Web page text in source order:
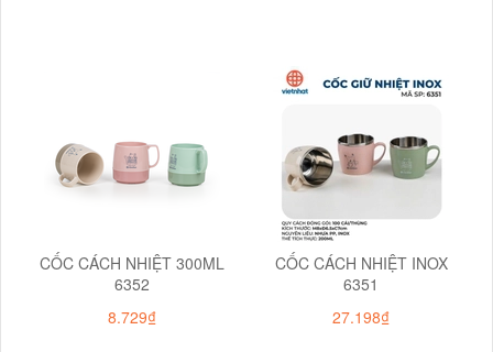
CỐC CÁCH NHIỆT 300ML
6352
8.729₫
CỐC CÁCH NHIỆT INOX
6351
27.198₫